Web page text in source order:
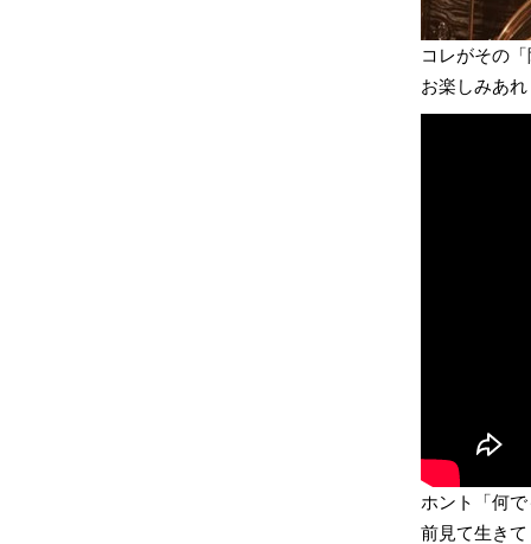
コレがその
お楽しみあれ
ホント「何
前見て生き